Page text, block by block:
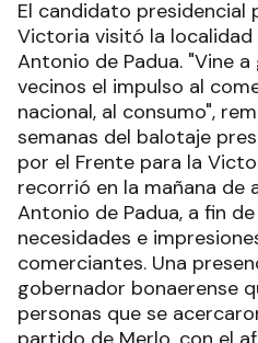
El candidato presidencial
Victoria visitó la localidad
Antonio de Padua. "Vine
vecinos el impulso al
nacional, al consumo",
semanas del balotaje
por el Frente para la
recorrió en la mañana de
Antonio de Padua, a fin
necesidades e
comerciantes. Una
gobernador bonaerense
personas que se